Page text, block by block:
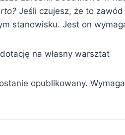
Jeśli czujesz, że to
stanowisku. Jest on
na własny warsztat
opublikowany.